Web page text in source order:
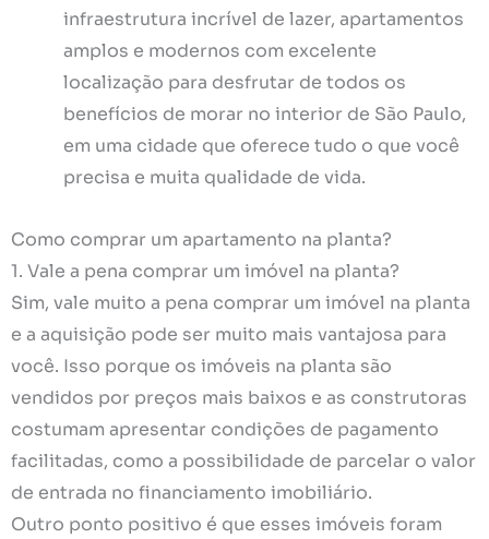
infraestrutura incrível de lazer, apartamentos
amplos e modernos com excelente
localização para desfrutar de todos os
benefícios de morar no interior de São Paulo,
em uma cidade que oferece tudo o que você
precisa e muita qualidade de vida.
Como comprar um apartamento na planta?
1. Vale a pena comprar um imóvel na planta?
Sim, vale muito a pena comprar um imóvel na planta
e a aquisição pode ser muito mais vantajosa para
você. Isso porque os imóveis na planta são
vendidos por preços mais baixos e as construtoras
costumam apresentar condições de pagamento
facilitadas, como a possibilidade de parcelar o valor
de entrada no financiamento imobiliário.
Outro ponto positivo é que esses imóveis foram